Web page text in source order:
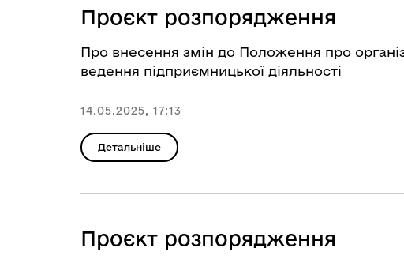
Проєкт розпорядження
Про внесення змін до Положення про
ведення підприємницької діяльності
14.05.2025, 17:13
Детальніше
Проєкт розпорядження